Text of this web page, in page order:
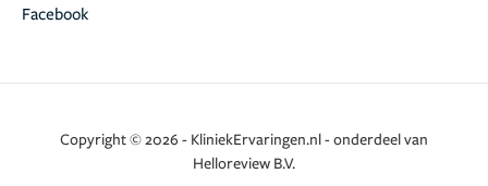
Facebook
Copyright © 2026 - KliniekErvaringen.nl - onderdeel van
Helloreview B.V.